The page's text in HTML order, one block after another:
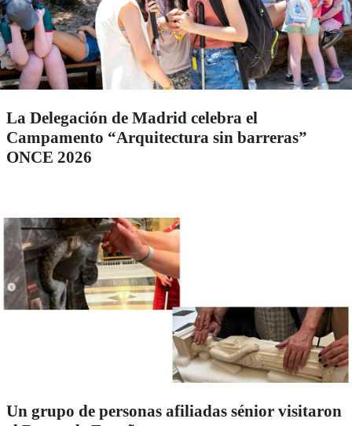
La Delegación de Madrid celebra el
Campamento “Arquitectura sin barreras”
ONCE 2026
Un grupo de personas afiliadas sénior visitaron